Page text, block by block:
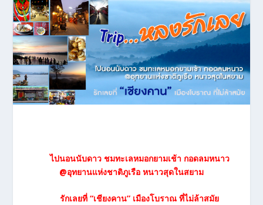
ไปนอนนับดาว ชมทะเลหมอกยามเช้า กอดลมหนาว
@อุทยานแห่งชาติภูเรือ หนาวสุดในสยาม
รักเลยที่“เชียงคาน” เมืองโบราณ ที่ไม่ล้าสมัย